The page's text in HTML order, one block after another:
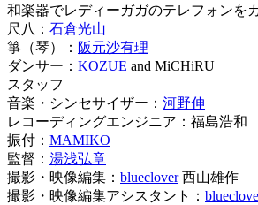
和楽器でレディーガガのテレフォンを
尺八： 石倉光山
箏（琴）： 阪元沙有理
ダンサー： KOZUE and MiCHiRU
スタッフ
音楽・シンセサイザー： 河野伸
レコーディングエンジニア：福島浩和
振付： MAMIKO
監督： 湯浅弘章
撮影・映像編集： blueclover西山雄作
撮影・映像編集アシスタント：